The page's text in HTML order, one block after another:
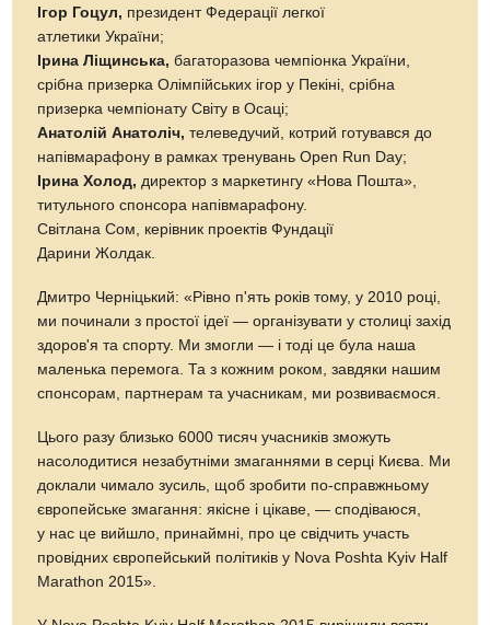
Ігор Гоцул, президент Федерації легкої
атлетики України;
Ірина Ліщинська, багаторазова чемпіонка України,
срібна призерка Олімпійських ігор у Пекіні, срібна
призерка чемпіонату Світу в Осаці;
Анатолій Анатоліч, телеведучий, котрий готувався до
напівмарафону в рамках тренувань Open Run Day;
Ірина Холод, директор з маркетингу «Нова Пошта»,
титульного спонсора напівмарафону.
Світлана Сом, керівник проектів Фундації
Дарини Жолдак.
Дмитро Черніцький: «Рівно п'ять років тому, у 2010 році,
ми починали з простої ідеї — організувати у столиці захід
здоров'я та спорту. Ми змогли — і тоді це була наша
маленька перемога. Та з кожним роком, завдяки нашим
спонсорам, партнерам та учасникам, ми розвиваємося.
Цього разу близько 6000 тисяч учасників зможуть
насолодитися незабутніми змаганнями в серці Києва. Ми
доклали чимало зусиль, щоб зробити по-справжньому
європейське змагання: якісне і цікаве, — сподіваюся,
у нас це вийшло, принаймні, про це свідчить участь
провідних європейський політиків у Nova Poshta Kyiv Half
Marathon 2015».